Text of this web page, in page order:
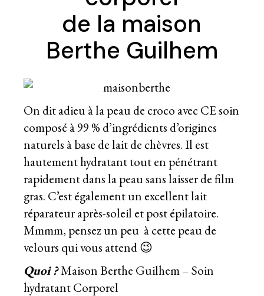
de la maison
Berthe Guilhem
On dit adieu à la peau de croco avec CE soin
composé à 99 % d’ingrédients d’origines
naturels à base de lait de chèvres. Il est
hautement hydratant tout en pénétrant
rapidement dans la peau sans laisser de film
gras. C’est également un excellent lait
réparateur après-soleil et post épilatoire.
Mmmm, pensez un peu à cette peau de
velours qui vous attend 😉
Quoi ?Maison Berthe Guilhem – Soin
hydratant Corporel